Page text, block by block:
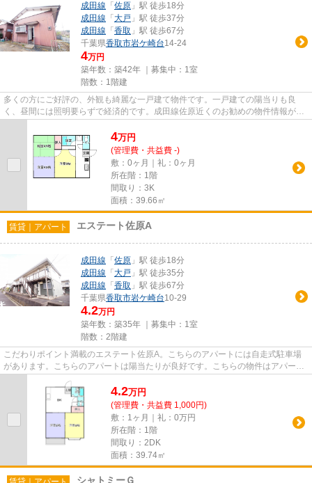
成田線 「 佐原 」駅 徒歩18分
成田線 「 大戸 」駅 徒歩37分
成田線 「 香取 」駅 徒歩67分
千葉県香取市岩ケ崎台14-24
4万円
築年数：築42年 ｜募集中： 1室
階数：1階建
多くの方にご好評の、外観も綺麗な一戸建て物件です。一戸建ての陽当りも良
く、昼間には照明要らずで経済的です。成田線佐原近くのお勧めの物件情報があ
4万円
(管理費・共益費 -)
敷：0ヶ月｜礼：0ヶ月
所在階：1階
間取り：3K
面積：39.66㎡
賃貸｜アパート エステート佐原A
成田線 「 佐原 」駅 徒歩18分
成田線 「 大戸 」駅 徒歩35分
成田線 「 香取 」駅 徒歩67分
千葉県香取市岩ケ崎台10-29
4.2万円
築年数：築35年 ｜募集中： 1室
階数：2階建
こだわりポイント満載のエステート佐原A。こちらのアパートには自走式駐車場
があります。こちらのアパートは陽当たりが良好です。こちらの物件はアパート
4.2万円
(管理費・共益費 1,000円)
敷：1ヶ月｜礼：0万円
所在階：1階
間取り：2DK
面積：39.74㎡
シャトミーＧ